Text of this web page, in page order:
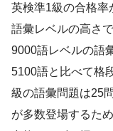
英検準1級の合格率
語彙レベルの高さ
9000語レベルの語
5100語と比べて格
級の語彙問題は25
が多数登場するた